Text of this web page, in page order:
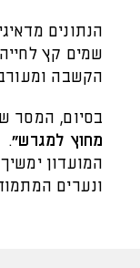
שמים קץ
הקשבה
בסיום, המסר
מחוץ למגרש”.
המועדון
ונערים